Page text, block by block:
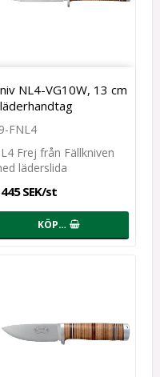
NL4-VG10W, 13 cm
FNL4
Frej från Fällkniven
läderslida
SEK/st
KÖP…